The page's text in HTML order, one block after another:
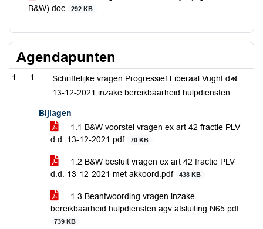
B&W).doc
292 KB
Agendapunten
1
Schriftelijke vragen Progressief Liberaal Vught d.d.
13-12-2021 inzake bereikbaarheid hulpdiensten
Bijlagen
1.1 B&W voorstel vragen ex art 42 fractie PLV
d.d. 13-12-2021.pdf
70 KB
1.2 B&W besluit vragen ex art 42 fractie PLV
d.d. 13-12-2021 met akkoord.pdf
438 KB
1.3 Beantwoording vragen inzake
bereikbaarheid hulpdiensten agv afsluiting N65.pdf
739 KB